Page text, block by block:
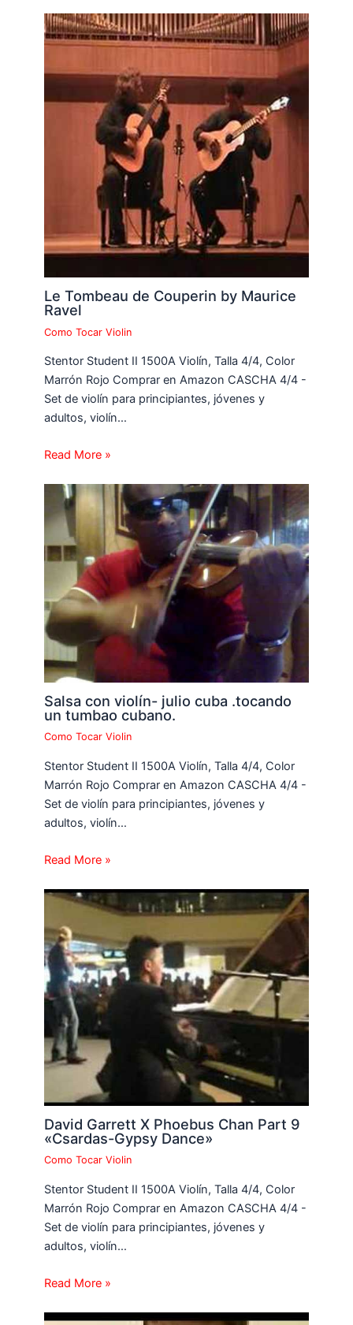
Le Tombeau de Couperin by Maurice
Ravel
Como Tocar Violin
Stentor Student II 1500A Violín, Talla 4/4, Color
Marrón Rojo Comprar en Amazon CASCHA 4/4 -
Set de violín para principiantes, jóvenes y
adultos, violín…
Read More »
Salsa con violín- julio cuba .tocando
un tumbao cubano.
Como Tocar Violin
Stentor Student II 1500A Violín, Talla 4/4, Color
Marrón Rojo Comprar en Amazon CASCHA 4/4 -
Set de violín para principiantes, jóvenes y
adultos, violín…
Read More »
David Garrett X Phoebus Chan Part 9
«Csardas-Gypsy Dance»
Como Tocar Violin
Stentor Student II 1500A Violín, Talla 4/4, Color
Marrón Rojo Comprar en Amazon CASCHA 4/4 -
Set de violín para principiantes, jóvenes y
adultos, violín…
Read More »